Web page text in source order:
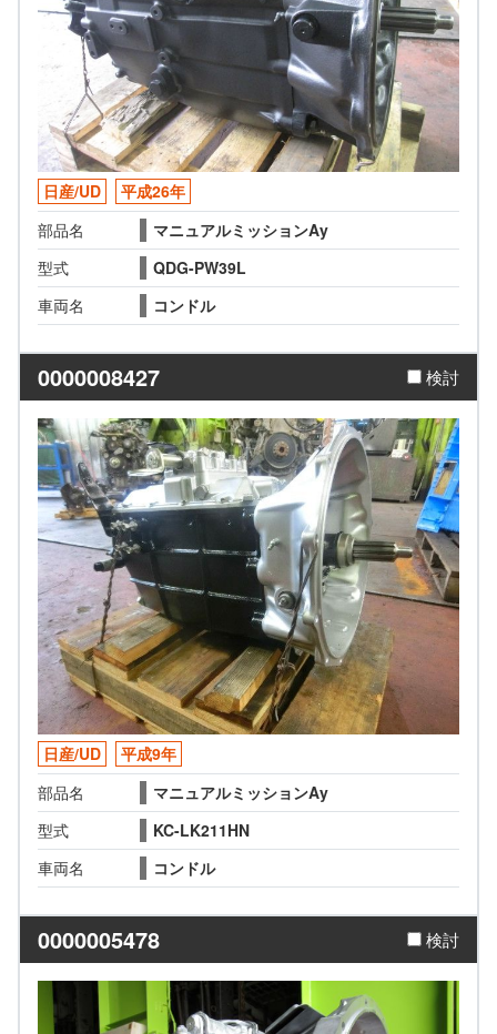
日産/UD
平成26年
部品名
マニュアルミッションAy
型式
QDG-PW39L
車両名
コンドル
0000008427 検討
日産/UD
平成9年
部品名
マニュアルミッションAy
型式
KC-LK211HN
車両名
コンドル
0000005478 検討